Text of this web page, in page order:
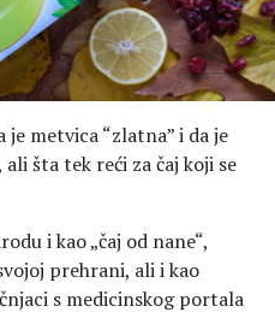
je metvica “zlatna” i da je
šta tek reći za čaj koji se
i kao „čaj od nane“,
prehrani, ali i kao
s medicinskog portala